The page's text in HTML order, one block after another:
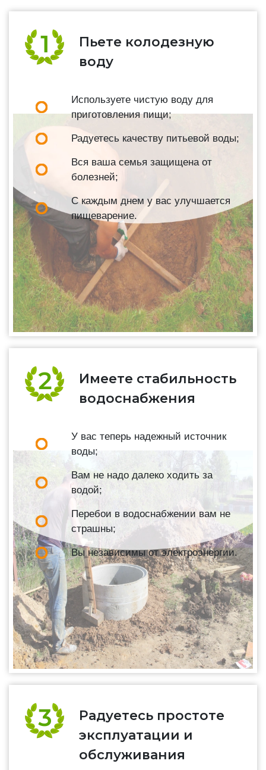
Пьете колодезную
воду
Используете чистую воду для
приготовления пищи;
Радуетесь качеству питьевой воды;
Вся ваша семья защищена от
болезней;
С каждым днем у вас улучшается
пищеварение.
Имеете стабильность
водоснабжения
У вас теперь надежный источник
воды;
Вам не надо далеко ходить за
водой;
Перебои в водоснабжении вам не
страшны;
Вы независимы от электроэнергии.
Радуетесь простоте
эксплуатации и
обслуживания